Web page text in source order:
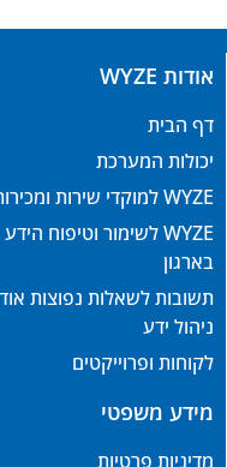
אודות WYZE
דף הבית
יכולות המערכת
WYZE למוקדי שירות ומכירות
WYZE לשימור וטיפוח הידע
בארגון
תשובות לשאלות נפוצות
ניהול ידע
לקוחות ופרוייקטים
מידע משפטי
מדיניות פרטיות